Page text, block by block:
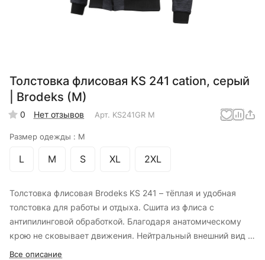
Толстовка флисовая KS 241 cation, серый
| Brodeks (M)
0 Нет отзывов Арт. KS241GR M
Размер одежды : M
L M S XL 2XL
Толстовка флисовая Brodeks KS 241 – тёплая и удобная
толстовка для работы и отдыха. Сшита из флиса с
антипилинговой обработкой. Благодаря анатомическому
крою не сковывает движения. Нейтральный внешний вид и
защитные качества материала позволяют использовать
Все описание